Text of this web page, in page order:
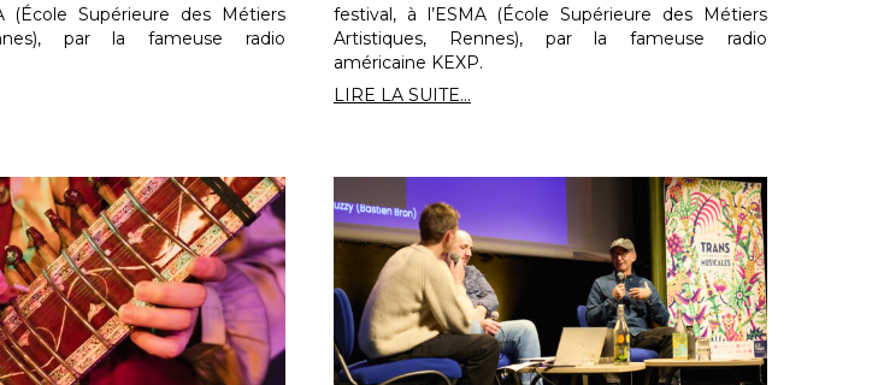
(École Supérieure des Métiers
par la fameuse radio
festival, à l’ESMA (École Supérieure des Métiers
Artistiques, Rennes), par la fameuse radio
américaine KEXP.
LIRE LA SUITE...